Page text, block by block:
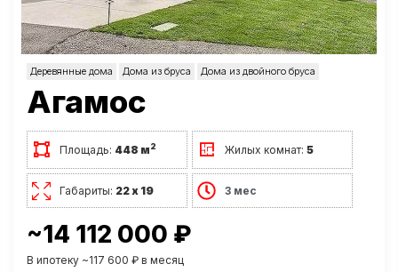
Деревянные дома Дома из бруса Дома из двойного бруса
Агамос
Площадь: 448 м2 Жилых комнат:5
Габариты: 22 х 19 3 мес
~14 112 000 ₽
В ипотеку ~117 600 ₽ в месяц